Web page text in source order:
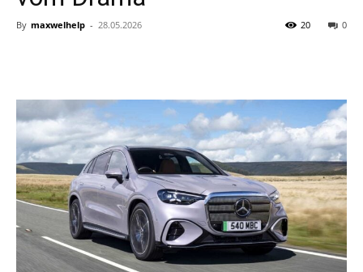
By maxwelhelp - 28.05.2026 0
20